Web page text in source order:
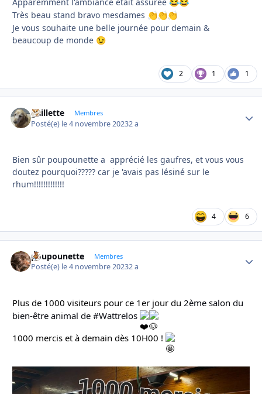
😂😂
Très beau stand bravo mesdames 👏👏👏
Je vous souhaite une belle journée pour demain &
beaucoup de monde 😉
2 1 1
gaillette Membres
Posté(e) le 4 novembre 20232 a
Bien sûr poupounette a apprécié les gaufres, et vous vous
doutez pourquoi????? car je 'avais pas lésiné sur le
rhum!!!!!!!!!!!!!
4 6
poupounette Membres
Posté(e) le 4 novembre 20232 a
Plus de 1000 visiteurs pour ce 1er jour du 2ème salon du
bien-être animal de #Wattrelos
1000 mercis et à demain dès 10H00 !